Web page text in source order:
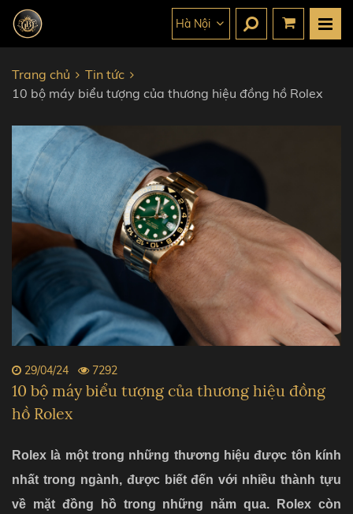
Hà Nội
Trang chủ
Tin tức
10 bộ máy biểu tượng của thương hiệu đồng hồ Rolex
29/04/24 7292
10 bộ máy biểu tượng của thương hiệu đồng
hồ Rolex
Rolex là một trong những thương hiệu được tôn kính
nhất trong ngành, được biết đến với nhiều thành tựu
về mặt đồng hồ trong những năm qua. Rolex còn